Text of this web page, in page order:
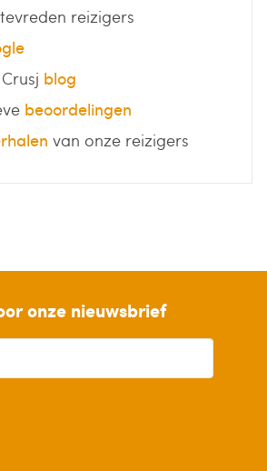
reizigers
blog
beoordelingen
van onze reizigers
onze nieuwsbrief